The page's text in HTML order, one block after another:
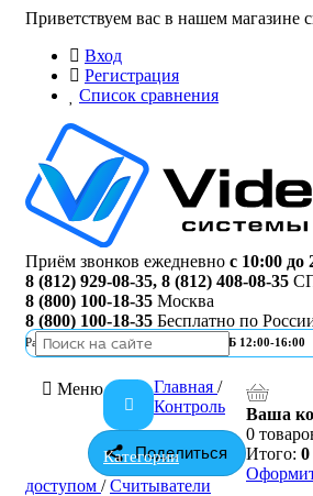
Приветствуем вас в нашем магазине
Вход
Регистрация
Список сравнения
Приём звонков ежедневно с 10:00 до
8 (812) 929-08-35, 8 (812) 408-08-35
8 (800) 100-18-35 Москва
8 (800) 100-18-35 Бесплатно по
Работа офисаПН-ПТ 10:00-19:00 | СБ 12:00-16:00
Меню
Категории
Ваша
0
Итого: 0
Поделиться
Главная /
Контроль
доступом /Считыватели